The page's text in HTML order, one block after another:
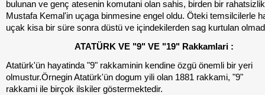
bulunan ve genç atesenin komutani olan sahis, birden bir
Mustafa Kemal'in uçaga binmesine engel oldu. Öteki temsilcilerle
uçak kisa bir süre sonra düstü ve içindekilerden sag kurtulan
ATATÜRK VE "9" VE "19" Rakkamlari :
Atatürk'ün hayatinda "9" rakkaminin kendine özgü önemli bir yeri
olmustur.Örnegin Atatürk'ün dogum yili olan 1881 rakkami, "9"
rakkami ile birçok ilskiler göstermektedir.